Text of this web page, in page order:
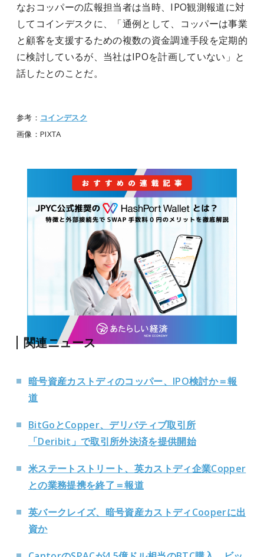
なおコッパーの広報担当者は当時、IPO観測報道に対
してコインデスクに、「通例として、コッパーは事業
と顧客を支援するための複数の資金調達手段を定期的
に検討しているが、当社はIPOを計画していない」と
話したとのことだ。
参考： コインデスク
画像：PIXTA
関連ニュース
暗号資産カストディのコッパー、IPO検討か＝報
道
BitGoとCopper、デリバティブ取引所
「Deribit」で取引所外決済を提供開始
米ステートストリート、英カストディ企業Copper
との業務提携を終了＝報道
英バークレイズ、暗号資産カストディCooperに出
資か